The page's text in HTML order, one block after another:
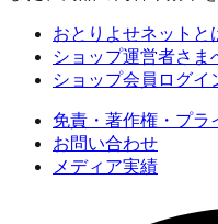
おとりよせネットと
ショップ運営者さま
ショップ会員ログイ
免責・著作権・プラ
お問い合わせ
メディア実績